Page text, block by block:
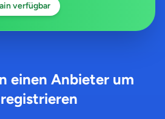
verfügbar
einen Anbieter um